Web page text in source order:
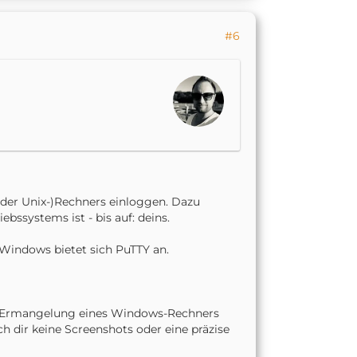
#6
Unix-)Rechners einloggen. Dazu
ist - bis auf: deins.
bietet sich PuTTY an.
eines Windows-Rechners
dir keine Screenshots oder eine präzise